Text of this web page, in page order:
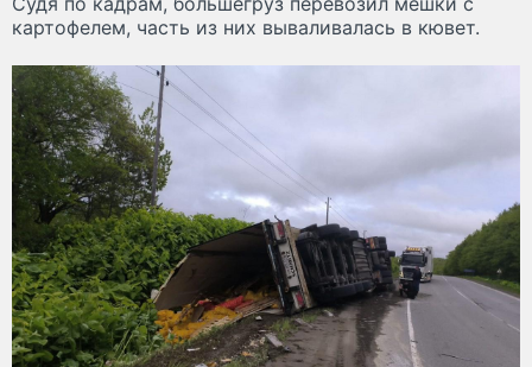
картофелем, часть из них вываливалась в кювет.